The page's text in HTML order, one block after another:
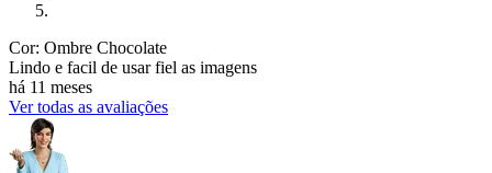
Cor: Ombre Chocolate
Lindo e facil de usar fiel as imagens
há 11 meses
Ver todas as avaliações